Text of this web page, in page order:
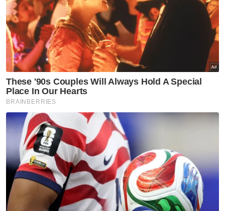
Tambah Soon Hin, feri tersebut telah berjaya
ditegakkan pada jam 7 petang, 15 Oktober
lalu ketika air surut setelah kerja-kerja
mengepam air dilaksanakan sejak pagi.
"Bagaimanapun, akibat kesuntukan masa bagi
pihak kontraktor melaksanakan pemeriksaan
menyeluruh dan menutup mana-mana lubang
yang boleh dikenalpasti, feri kembali senget
pada jam 8 malam apabila air mula memasuki
semula ruang enjin," katanya.
Artikel Berkaitan: